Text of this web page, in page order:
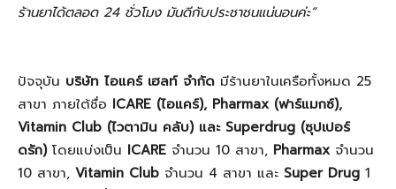
ร้านยาได้ตลอด 24 ชั่วโมง มันดีกับประชาชนแน่นอนค่ะ”
ปัจจุบัน บริษัท ไอแคร์ เฮลท์ จำกัด มีร้านยาในเครือทั้งหมด 25
สาขา ภายใต้ชื่อ ICARE (ไอแคร์), Pharmax (ฟาร์แมกซ์),
Vitamin Club (ไวตามิน คลับ) และ Superdrug (ซุปเปอร์
ดรัก) โดยแบ่งเป็น ICARE จำนวน 10 สาขา, Pharmax จำนวน
10 สาขา, Vitamin Club จำนวน 4 สาขา และ Super Drug 1